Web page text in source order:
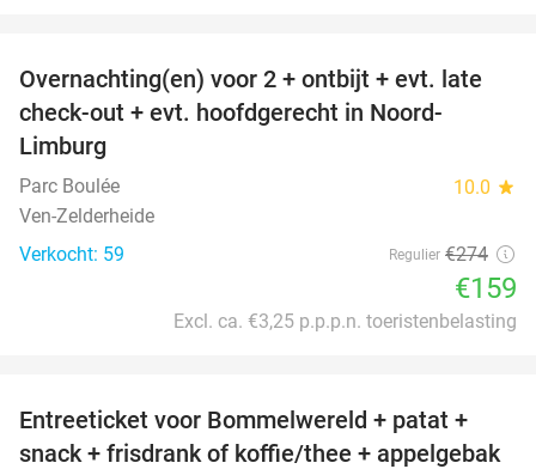
42%
Overnachting(en) voor 2 + ontbijt + evt. late
check-out + evt. hoofdgerecht in Noord-
Limburg
Parc Boulée 10.0 star
Ven-Zelderheide
Verkocht: 59
Regulier €274
€159
Excl. ca. €3,25 p.p.p.n. toeristenbelasting
23%
Entreeticket voor Bommelwereld + patat +
snack + frisdrank of koffie/thee + appelgebak